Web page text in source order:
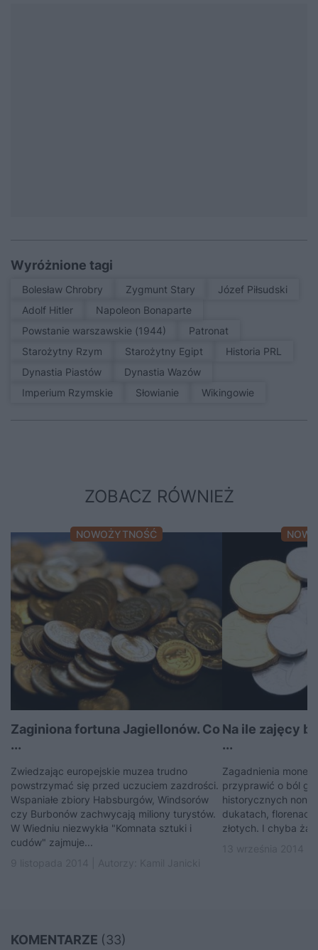
Wyróżnione tagi
Bolesław Chrobry Zygmunt Stary
Józef Piłsudski
Adolf Hitler
Napoleon Bonaparte
Powstanie warszawskie (1944)
patronat
Starożytny Rzym
Starożytny Egipt
Historia PRL
Dynastia Piastów
Dynastia Wazów
Imperium Rzymskie
Słowianie Wikingowie
ZOBACZ RÓWNIEŻ
NOWOŻYTNOŚĆ
Zaginiona fortuna Jagiellonów. Co
...
Zwiedzając europejskie muzea trudno
powstrzymać się przed uczuciem zazdrości.
Wspaniałe zbiory Habsburgów, Windsorów
czy Burbonów zachwycają miliony turystów.
W Wiedniu niezwykła "Komnata sztuki i
cudów" zajmuje...
Na ile zajęcy
...
Zagadnienia
przyprawić o ból
historycznych
dukatach,
złotych. I chyba
KOMENTARZE (33)